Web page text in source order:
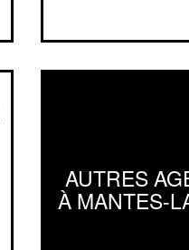
AUTRES
À MANTES-